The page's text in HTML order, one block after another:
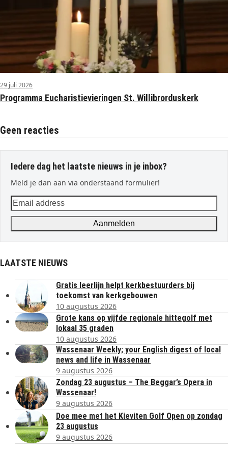
29 juli 2026
Programma Eucharistievieringen St. Willibrorduskerk
Geen reacties
Iedere dag het laatste nieuws in je inbox?
Meld je dan aan via onderstaand formulier!
Email
address
Aanmelden
LAATSTE NIEUWS
Gratis leerlijn helpt kerkbestuurders bij
toekomst van kerkgebouwen
10 augustus 2026
Grote kans op vijfde regionale hittegolf met
lokaal 35 graden
10 augustus 2026
Wassenaar Weekly; your English digest of local
news and life in Wassenaar
9 augustus 2026
Zondag 23 augustus – The Beggar’s Opera in
Wassenaar!
9 augustus 2026
Doe mee met het Kieviten Golf Open op zondag
23 augustus
9 augustus 2026